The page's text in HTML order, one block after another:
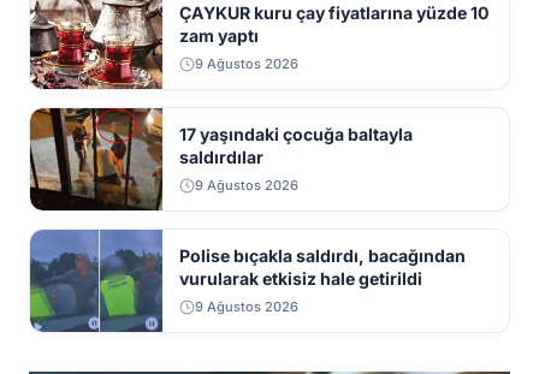
ÇAYKUR kuru çay fiyatlarına yüzde 10
zam yaptı
9 Ağustos 2026
17 yaşındaki çocuğa baltayla
saldırdılar
9 Ağustos 2026
Polise bıçakla saldırdı, bacağından
vurularak etkisiz hale getirildi
9 Ağustos 2026